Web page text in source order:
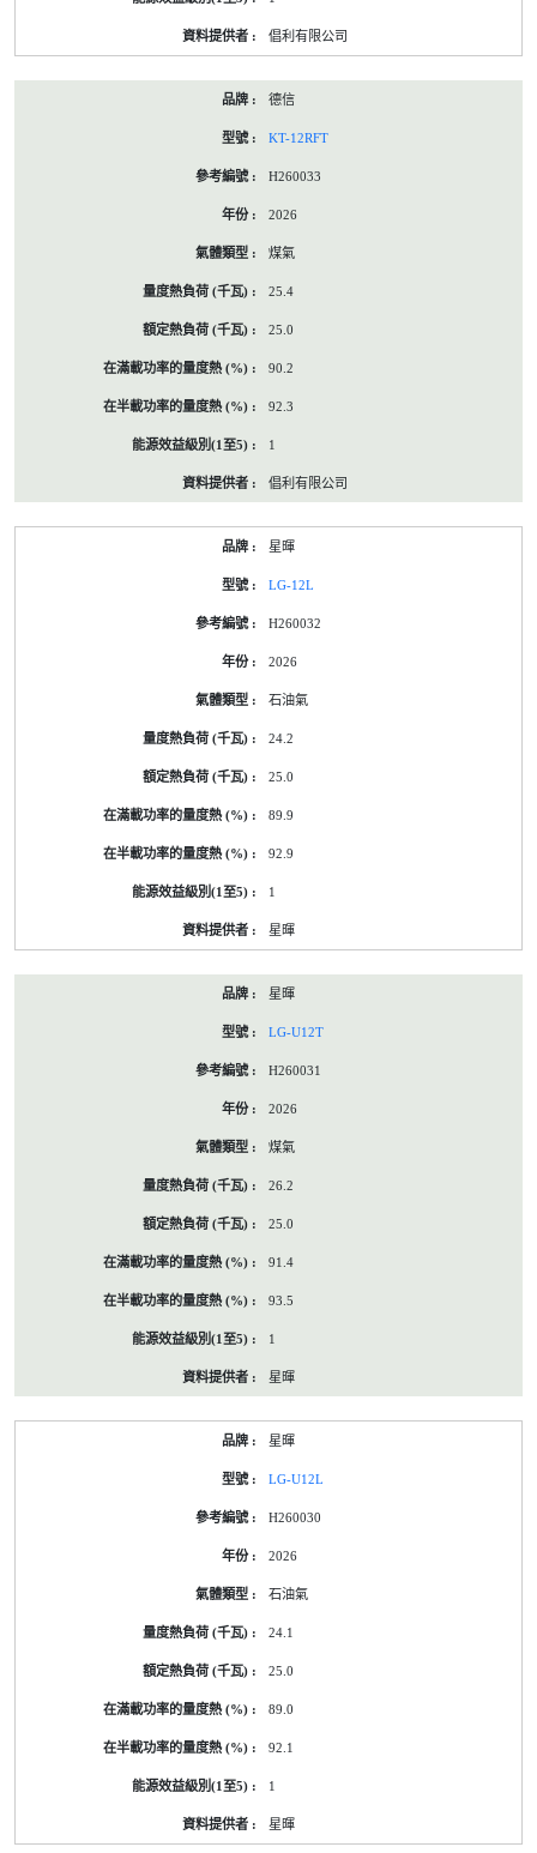
倡利有限公司
德信
KT-12RFT
H260033
2026
煤氣
25.4
25.0
90.2
92.3
1
倡利有限公司
星暉
LG-12L
H260032
2026
石油氣
24.2
25.0
89.9
92.9
1
星暉
星暉
LG-U12T
H260031
2026
煤氣
26.2
25.0
91.4
93.5
1
星暉
星暉
LG-U12L
H260030
2026
石油氣
24.1
25.0
89.0
92.1
1
星暉